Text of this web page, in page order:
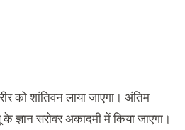
को शांतिवन लाया जाएगा। अंतिम
सरोवर अकादमी में किया जाएगा।